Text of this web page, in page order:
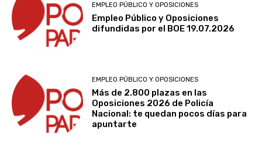
EMPLEO PÚBLICO Y OPOSICIONES
Empleo Público y Oposiciones
difundidas por el BOE 19.07.2026
EMPLEO PÚBLICO Y OPOSICIONES
Más de 2.800 plazas en las
Oposiciones 2026 de Policía
Nacional: te quedan pocos días para
apuntarte